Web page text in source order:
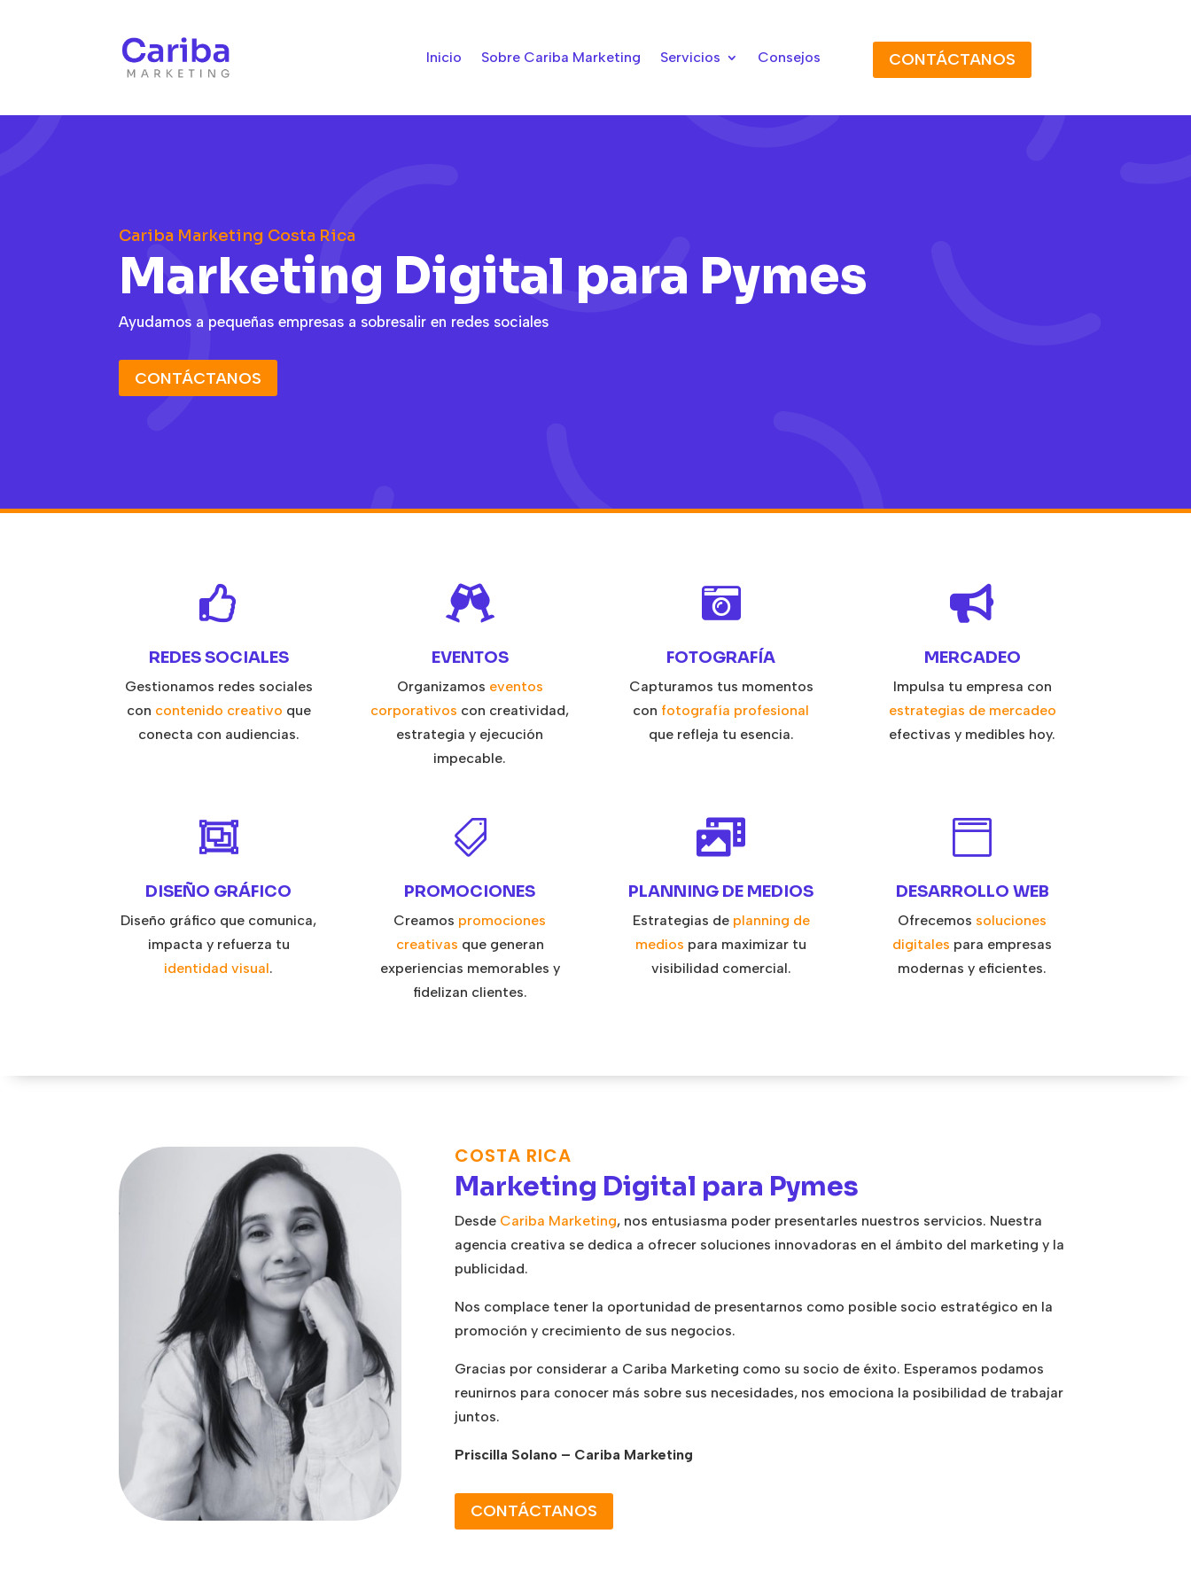
Inicio Sobre Cariba Marketing Servicios Consejos CONTÁCTANOS
Cariba Marketing Costa Rica
Marketing Digital para Pymes
Ayudamos a pequeñas empresas a sobresalir en redes sociales
CONTÁCTANOS

REDES SOCIALES
Gestionamos redes sociales
con contenido creativo que
conecta con audiencias.

EVENTOS
Organizamos eventos
corporativos con creatividad,
estrategia y ejecución
impecable.

FOTOGRAFÍA
Capturamos tus momentos
con fotografía profesional
que refleja tu esencia.

MERCADEO
Impulsa tu empresa con
estrategias de mercadeo
efectivas y medibles hoy.

DISEÑO GRÁFICO
Diseño gráfico que comunica,
impacta y refuerza tu
identidad visual.

PROMOCIONES
Creamos promociones
creativas que generan
experiencias memorables y
fidelizan clientes.

PLANNING DE MEDIOS
Estrategias de planning de
medios para maximizar tu
visibilidad comercial.

DESARROLLO WEB
Ofrecemos soluciones
digitales para empresas
modernas y eficientes.
COSTA RICA
Marketing Digital para Pymes
Desde Cariba Marketing, nos entusiasma poder presentarles nuestros servicios. Nuestra
agencia creativa se dedica a ofrecer soluciones innovadoras en el ámbito del marketing y la
publicidad.
Nos complace tener la oportunidad de presentarnos como posible socio estratégico en la
promoción y crecimiento de sus negocios.
Gracias por considerar a Cariba Marketing como su socio de éxito. Esperamos podamos
reunirnos para conocer más sobre sus necesidades, nos emociona la posibilidad de trabajar
juntos.
Priscilla Solano – Cariba Marketing
CONTÁCTANOS